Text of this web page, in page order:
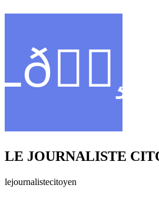
LE JOURNALISTE
lejournalistecitoyen